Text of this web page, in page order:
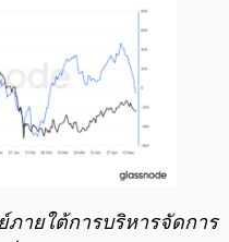
ายใต้การบริหารจัดการ